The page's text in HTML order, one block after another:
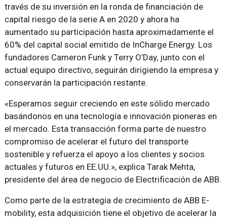
través de su inversión en la ronda de financiación de
capital riesgo de la serie A en 2020 y ahora ha
aumentado su participación hasta aproximadamente el
60% del capital social emitido de InCharge Energy. Los
fundadores Cameron Funk y Terry O’Day, junto con el
actual equipo directivo, seguirán dirigiendo la empresa y
conservarán la participación restante.
«Esperamos seguir creciendo en este sólido mercado
basándonos en una tecnología e innovación pioneras en
el mercado. Esta transacción forma parte de nuestro
compromiso de acelerar el futuro del transporte
sostenible y refuerza el apoyo a los clientes y socios
actuales y futuros en EE.UU.», explica Tarak Mehta,
presidente del área de negocio de Electrificación de ABB.
Como parte de la estrategia de crecimiento de ABB E-
mobility, esta adquisición tiene el objetivo de acelerar la